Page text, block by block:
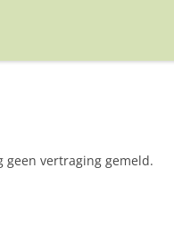
geen vertraging gemeld.